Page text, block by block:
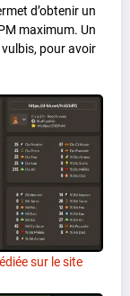
d’obtenir un
maximum. Un
pour avoir
sur le site